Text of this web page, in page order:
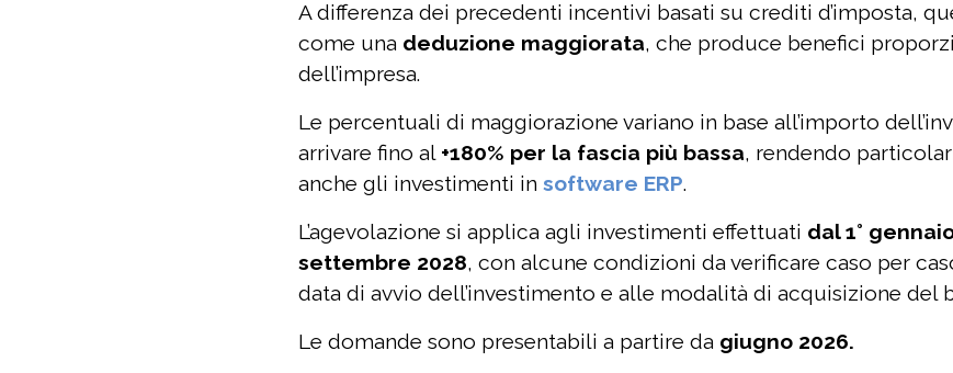
A differenza dei precedenti incentivi basati su crediti d’imposta,
come una deduzione maggiorata, che produce benefici
dell’impresa.
Le percentuali di maggiorazione variano in base all’importo
arrivare fino al +180% per la fascia più bassa, rendendo
anche gli investimenti in software ERP.
L’agevolazione si applica agli investimenti effettuati dal 1°
settembre 2028, con alcune condizioni da verificare caso per
data di avvio dell’investimento e alle modalità di acquisizione del
Le domande sono presentabili a partire da giugno 2026.